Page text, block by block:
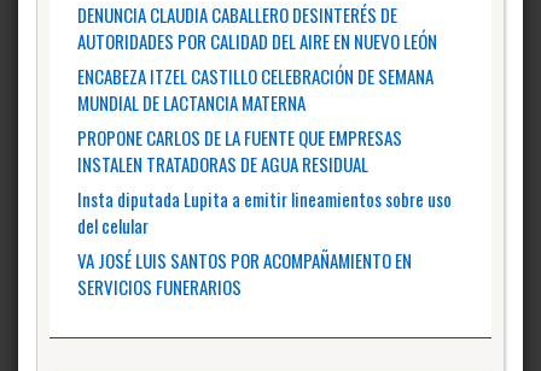
DENUNCIA CLAUDIA CABALLERO DESINTERÉS DE
AUTORIDADES POR CALIDAD DEL AIRE EN NUEVO LEÓN
ENCABEZA ITZEL CASTILLO CELEBRACIÓN DE SEMANA
MUNDIAL DE LACTANCIA MATERNA
PROPONE CARLOS DE LA FUENTE QUE EMPRESAS
INSTALEN TRATADORAS DE AGUA RESIDUAL
Insta diputada Lupita a emitir lineamientos sobre uso
del celular
VA JOSÉ LUIS SANTOS POR ACOMPAÑAMIENTO EN
SERVICIOS FUNERARIOS